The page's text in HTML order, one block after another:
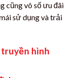
cũng vô số ưu đãi
sử dụng và trải
hình